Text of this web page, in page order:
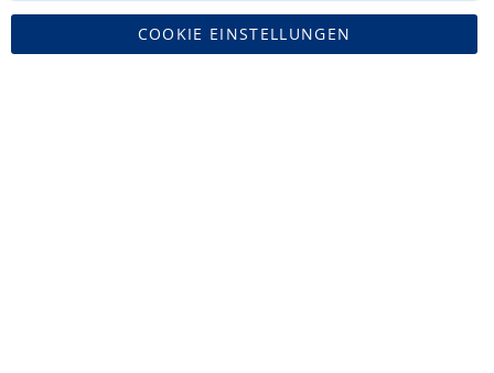
Zucker Bücker • Tel: 02421-16468 • Mail: info@leonidas-paradies.de
COOKIE EINSTELLUNGEN